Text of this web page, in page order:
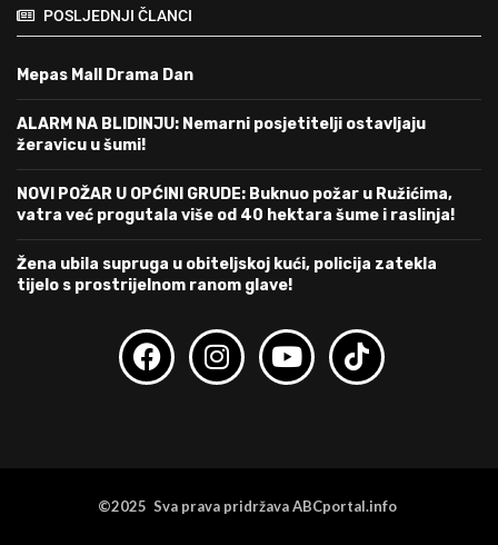
POSLJEDNJI ČLANCI
Mepas Mall Drama Dan
ALARM NA BLIDINJU: Nemarni posjetitelji ostavljaju
žeravicu u šumi!
NOVI POŽAR U OPĆINI GRUDE: Buknuo požar u Ružićima,
vatra već progutala više od 40 hektara šume i raslinja!
Žena ubila supruga u obiteljskoj kući, policija zatekla
tijelo s prostrijelnom ranom glave!
©2025 Sva prava pridržava ABCportal.info